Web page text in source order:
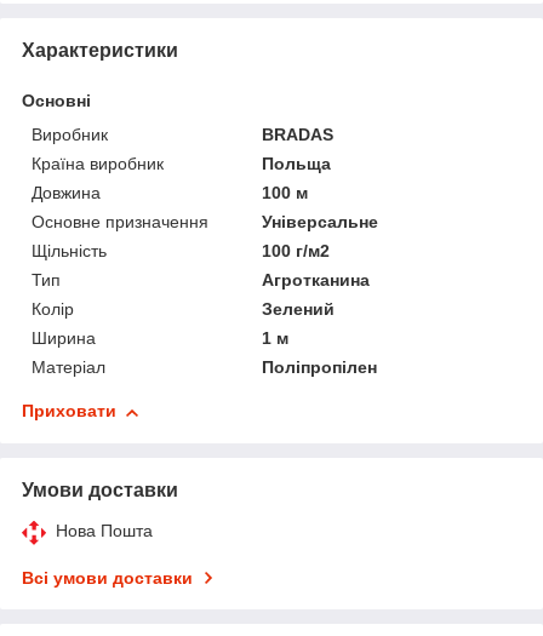
Характеристики
Основні
Виробник
BRADAS
Країна виробник
Польща
Довжина
100 м
Основне призначення
Універсальне
Щільність
100 г/м2
Тип
Агротканина
Колір
Зелений
Ширина
1 м
Матеріал
Поліпропілен
Приховати
Умови доставки
Нова Пошта
Всі умови доставки